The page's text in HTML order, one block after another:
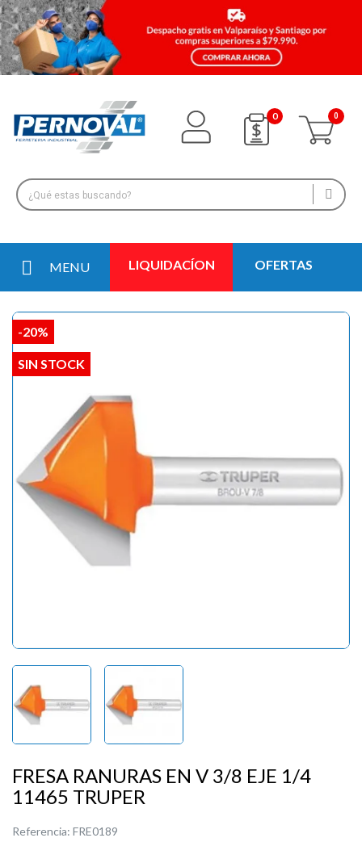
0
MENU LIQUIDACÍON OFERTAS
-20%
SIN STOCK
FRESA RANURAS EN V 3/8 EJE 1/4
11465 TRUPER
Referencia: FRE0189